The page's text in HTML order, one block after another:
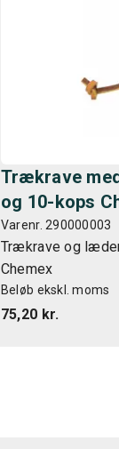
Trækrave
og 10-kops
Varenr. 290000003
Trækrave og
Chemex
Beløb ekskl. moms
75,20 kr.